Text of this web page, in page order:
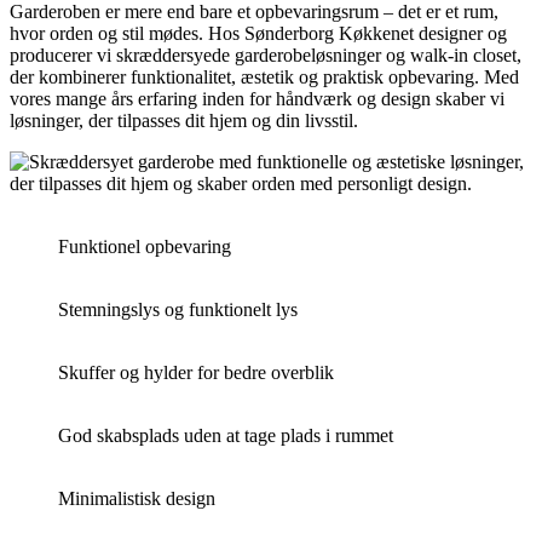
Garderoben er mere end bare et opbevaringsrum – det er et rum,
hvor orden og stil mødes. Hos Sønderborg Køkkenet designer og
producerer vi skræddersyede garderobeløsninger og walk-in closet,
der kombinerer funktionalitet, æstetik og praktisk opbevaring. Med
vores mange års erfaring inden for håndværk og design skaber vi
løsninger, der tilpasses dit hjem og din livsstil.
Funktionel opbevaring
Stemningslys og funktionelt lys
Skuffer og hylder for bedre overblik
God skabsplads uden at tage plads i rummet
Minimalistisk design